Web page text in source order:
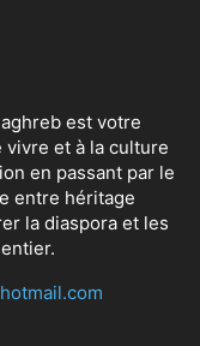
est votre
et à la culture
en passant par le
entre héritage
la diaspora et les